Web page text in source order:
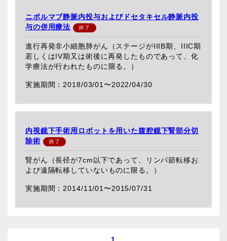
ニボルマブ静脈内投与およびドセタキセル静脈内投
与の併用療法
進行再発非小細胞肺がん（ステージがIIIB期、IIIC期
若しくはIV期又は術後に再発したものであって、化
学療法が行われたものに限る。）
2018/03/01〜2022/04/30
内視鏡下手術用ロボットを用いた腹腔鏡下腎部分切
除術
腎がん（長径が7cm以下であって、リンパ節転移お
よび遠隔転移していないものに限る。）
2014/11/01〜2015/07/31